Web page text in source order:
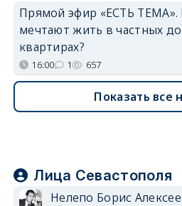
Прямой эфир «ЕСТЬ ТЕМА».
мечтают жить в частных
квартирах?
16:00 1 657
Показать все
Лица Севастополя
Нелепо Борис